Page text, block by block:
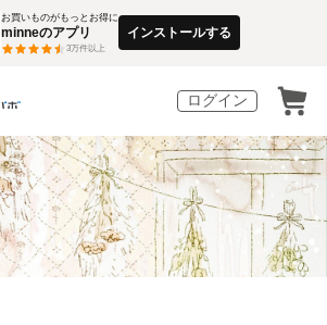
お買いものがもっとお得に
minneのアプリ
3万件以上
インストールする
ログイン